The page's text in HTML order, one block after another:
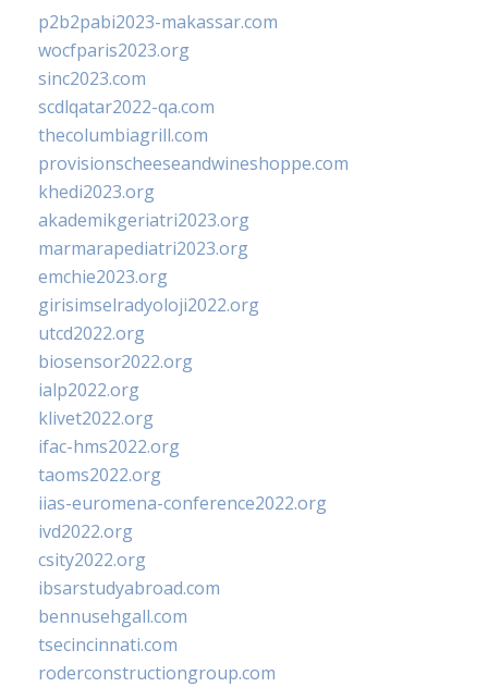
p2b2pabi2023-makassar.com
wocfparis2023.org
sinc2023.com
scdlqatar2022-qa.com
thecolumbiagrill.com
provisionscheeseandwineshoppe.com
khedi2023.org
akademikgeriatri2023.org
marmarapediatri2023.org
emchie2023.org
girisimselradyoloji2022.org
utcd2022.org
biosensor2022.org
ialp2022.org
klivet2022.org
ifac-hms2022.org
taoms2022.org
iias-euromena-conference2022.org
ivd2022.org
csity2022.org
ibsarstudyabroad.com
bennusehgall.com
tsecincinnati.com
roderconstructiongroup.com